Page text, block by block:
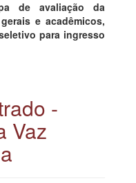
de avaliação da
e acadêmicos,
para ingresso
-
Vaz